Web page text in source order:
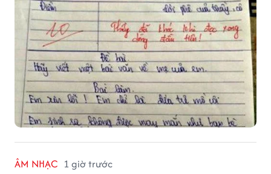
ÂM NHẠC 1 giờ trước